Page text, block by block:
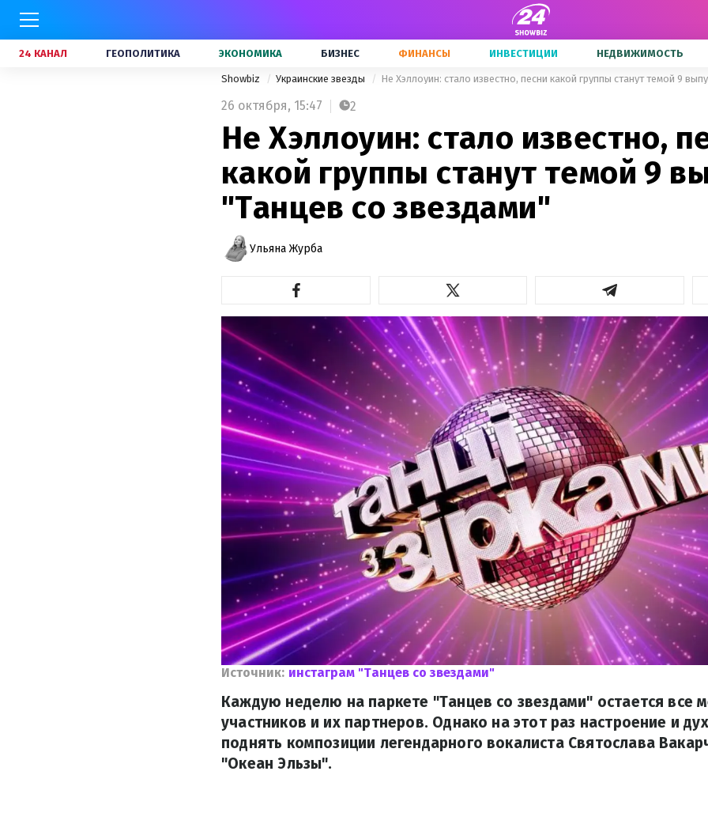
24 КАНАЛ ГЕОПОЛИТИКА ЭКОНОМИКА БИЗНЕС ФИНАНСЫ ИНВЕСТИЦИИ НЕДВИЖИМОСТЬ
Showbiz Украинские звезды Не Хэллоуин: стало известно, песни какой группы станут темой 9
26 октября, 15:47 2
Не Хэллоуин: стало известно,
какой группы станут темой 9
"Танцев со звездами"
Ульяна Журба
Источник: инстаграм "Танцев со звездами"
Каждую неделю на паркете "Танцев со звездами" остается все
участников и их партнеров. Однако на этот раз настроение и
поднять композиции легендарного вокалиста Святослава
"Океан Эльзы".